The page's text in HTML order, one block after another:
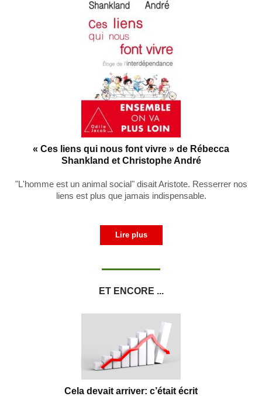
« Ces liens qui nous font vivre » de Rébecca
Shankland et Christophe André
"L'homme est un animal social" disait Aristote. Resserrer nos
liens est plus que jamais indispensable.
Lire plus
ET ENCORE ...
Cela devait arriver: c’était écrit